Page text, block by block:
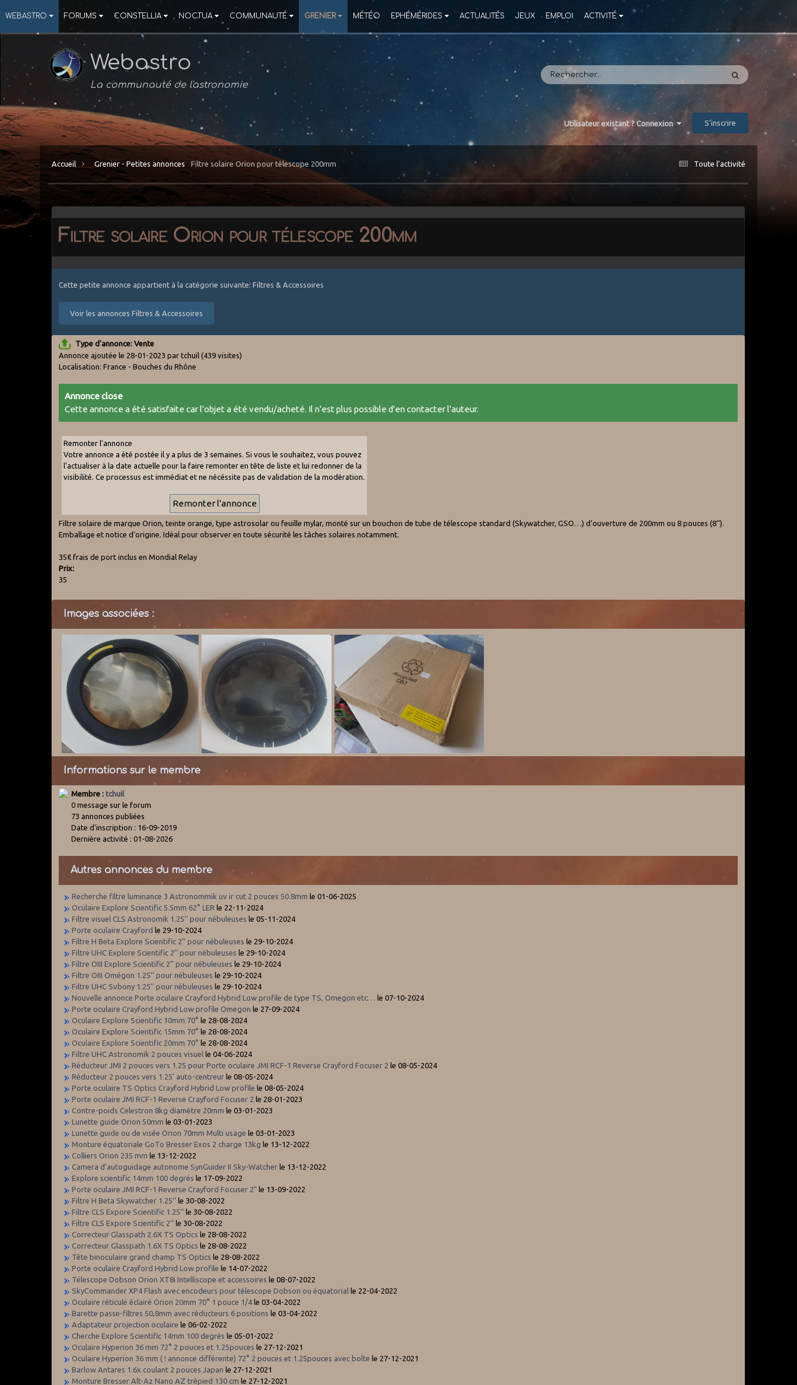
WEBASTRO FORUMS CONSTELLIA NOCTUA COMMUNAUTÉ GRENIER MÉTÉO EPHÉMÉRIDES ACTUALITÉS JEUX EMPLOI ACTIVITÉ
Webastro
La communauté de l'astronomie
Utilisateur existant ? Connexion S’inscrire
Toute l’activité
Accueil Grenier - Petites annonces Filtre solaire Orion pour télescope 200mm
Filtre solaire Orion pour télescope 200mm
Cette petite annonce appartient à la catégorie suivante: Filtres & Accessoires
Voir les annonces Filtres & Accessoires
Type d'annonce: Vente
Annonce ajoutée le 28-01-2023 par tchuil(439 visites)
Localisation: France - Bouches du Rhône
Annonce close
Cette annonce a été satisfaite car l'objet a été vendu/acheté. Il n'est plus possible d'en contacter l'auteur.
Remonter l'annonce
Votre annonce a été postée il y a plus de 3 semaines. Si vous le souhaitez, vous pouvez
l'actualiser à la date actuelle pour la faire remonter en tête de liste et lui redonner de la
visibilité. Ce processus est immédiat et ne nécéssite pas de validation de la modération.
Filtre solaire de marque Orion, teinte orange, type astrosolar ou feuille mylar, monté sur un bouchon de tube de télescope standard (Skywatcher, GSO…) d’ouverture de 200mm ou 8 pouces (8’’).
Emballage et notice d’origine. Idéal pour observer en toute sécurité les tâches solaires notamment.
35€ frais de port inclus en Mondial Relay
Prix:
35
Images associées :
Informations sur le membre
Membre : tchuil
0 message sur le forum
73 annonces publiées
Date d'inscription : 16-09-2019
Dernière activité : 01-08-2026
Autres annonces du membre
Recherche filtre luminance 3 Astronommik uv ir cut 2 pouces 50.8mm le 01-06-2025
Oculaire Explore Scientific 5.5mm 62° LER le 22-11-2024
Filtre visuel CLS Astronomik 1.25’’ pour nébuleuses le 05-11-2024
Porte oculaire Crayford le 29-10-2024
Filtre H Beta Explore Scientific 2’’ pour nébuleuses le 29-10-2024
Filtre UHC Explore Scientific 2’’ pour nébuleuses le 29-10-2024
Filtre OIII Explore Scientific 2’’ pour nébuleuses le 29-10-2024
Filtre OIII Omégon 1.25’’ pour nébuleuses le 29-10-2024
Filtre UHC Svbony 1.25’’ pour nébuleuses le 29-10-2024
Nouvelle annonce Porte oculaire Crayford Hybrid Low profile de type TS, Omegon etc… le 07-10-2024
Porte oculaire Crayford Hybrid Low profile Omegon le 27-09-2024
Oculaire Explore Scientific 10mm 70° le 28-08-2024
Oculaire Explore Scientific 15mm 70° le 28-08-2024
Oculaire Explore Scientific 20mm 70° le 28-08-2024
Filtre UHC Astronomik 2 pouces visuel le 04-06-2024
Réducteur JMI 2 pouces vers 1.25 pour Porte oculaire JMI RCF-1 Reverse Crayford Focuser 2 le 08-05-2024
Réducteur 2 pouces vers 1.25' auto-centreur le 08-05-2024
Porte oculaire TS Optics Crayford Hybrid Low profile le 08-05-2024
Porte oculaire JMI RCF-1 Reverse Crayford Focuser 2 le 28-01-2023
Contre-poids Celestron 8kg diamètre 20mm le 03-01-2023
Lunette guide Orion 50mm le 03-01-2023
Lunette guide ou de visée Orion 70mm Multi usage le 03-01-2023
Monture équatoriale GoTo Bresser Exos 2 charge 13kg le 13-12-2022
Colliers Orion 235 mm le 13-12-2022
Camera d’autoguidage autonome SynGuider II Sky-Watcher le 13-12-2022
Explore scientific 14mm 100 degrés le 17-09-2022
Porte oculaire JMI RCF-1 Reverse Crayford Focuser 2" le 13-09-2022
Filtre H Beta Skywatcher 1.25’’ le 30-08-2022
Filtre CLS Expore Scientific 1.25’’ le 30-08-2022
Filtre CLS Expore Scientific 2’’ le 30-08-2022
Correcteur Glasspath 2.6X TS Optics le 28-08-2022
Correcteur Glasspath 1.6X TS Optics le 28-08-2022
Tête binoculaire grand champ TS Optics le 28-08-2022
Porte oculaire Crayford Hybrid Low profile le 14-07-2022
Télescope Dobson Orion XT8i Intelliscope et accessoires le 08-07-2022
SkyCommander XP4 Flash avec encodeurs pour télescope Dobson ou équatorial le 22-04-2022
Oculaire réticulé éclairé Orion 20mm 70° 1 pouce 1/4 le 03-04-2022
Barette passe-filtres 50,8mm avec réducteurs 6 positions le 03-04-2022
Adaptateur projection oculaire le 06-02-2022
Cherche Explore Scientific 14mm 100 degrés le 05-01-2022
Oculaire Hyperion 36 mm 72° 2 pouces et 1.25pouces le 27-12-2021
Oculaire Hyperion 36 mm ( ! annonce différente) 72° 2 pouces et 1.25pouces avec boîte le 27-12-2021
Barlow Antares 1.6x coulant 2 pouces Japan le 27-12-2021
Monture Bresser Alt-Az Nano AZ trépied 130 cm le 27-12-2021